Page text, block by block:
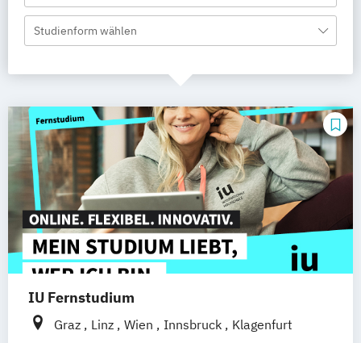
Studienform wählen
IU Fernstudium
Graz Linz Wien Innsbruck
Klagenfurt